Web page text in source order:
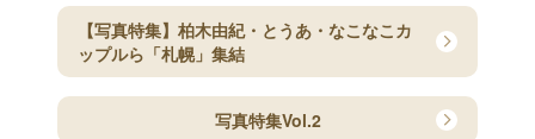
【写真特集】柏木由紀・とうあ・なこなこカ
ップルら「札幌」集結
写真特集Vol.2